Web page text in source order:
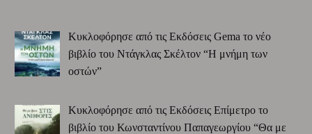
Κυκλοφόρησε από τις Εκδόσεις Gema το νέο
βιβλίο του Ντάγκλας Σκέλτον “Η μνήμη των
οστών”
Κυκλοφόρησε από τις Εκδόσεις Επίμετρο το
βιβλίο του Κωνσταντίνου Παπαγεωργίου “Θα με